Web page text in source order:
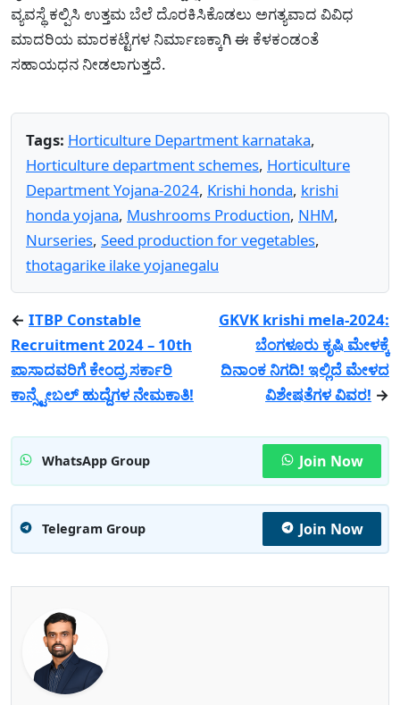
ವ್ಯವಸ್ಥೆ ಕಲ್ಪಿಸಿ ಉತ್ತಮ ಬೆಲೆ ದೊರಕಿಸಿಕೊಡಲು ಅಗತ್ಯವಾದ ವಿವಿಧ
ಮಾದರಿಯ ಮಾರಕಟ್ಟೆಗಳ ನಿರ್ಮಾಣಕ್ಕಾಗಿ ಈ ಕೆಳಕಂಡಂತೆ
ಸಹಾಯಧನ ನೀಡಲಾಗುತ್ತದೆ.
Tags: Horticulture Department karnataka,
Horticulture department schemes, Horticulture
Department Yojana-2024, Krishi honda, krishi
honda yojana, Mushrooms Production, NHM,
Nurseries, Seed production for vegetables,
thotagarike ilake yojanegalu
← ITBP Constable
Recruitment 2024 – 10th
ಪಾಸಾದವರಿಗೆ ಕೇಂದ್ರ ಸರ್ಕಾರಿ
ಕಾನ್ಸ್ಟೇಬಲ್ ಹುದ್ದೆಗಳ ನೇಮಕಾತಿ!
GKVK krishi mela-2024:
ಬೆಂಗಳೂರು ಕೃಷಿ ಮೇಳಕ್ಕೆ
ದಿನಾಂಕ ನಿಗದಿ! ಇಲ್ಲಿದೆ ಮೇಳದ
ವಿಶೇಷತೆಗಳ ವಿವರ! →
WhatsApp Group Join Now
Telegram Group Join Now